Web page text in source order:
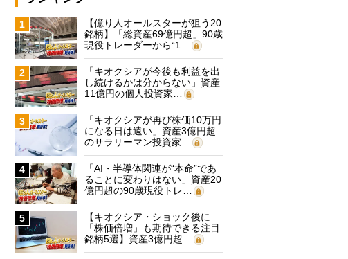
1
【億り人オールスターが狙う20
銘柄】「総資産69億円超」90歳
現役トレーダーから“1…
2
「キオクシアが今後も利益を出
し続けるかは分からない」資産
11億円の個人投資家…
3
「キオクシアが再び株価10万円
になる日は遠い」資産3億円超
のサラリーマン投資家…
4
「AI・半導体関連が“本命”であ
ることに変わりはない」資産20
億円超の90歳現役トレ…
5
【キオクシア・ショック後に
「株価倍増」も期待できる注目
銘柄5選】資産3億円超…